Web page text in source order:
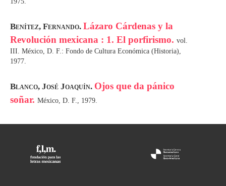
Benítez, Fernando. Lázaro Cárdenas y la
Revolución mexicana : 1. El porfirismo. vol.
III. México, D. F.: Fondo de Cultura Económica (Historia),
1977.
Blanco, José Joaquín. Ojos que da pánico
soñar. México, D. F., 1979.